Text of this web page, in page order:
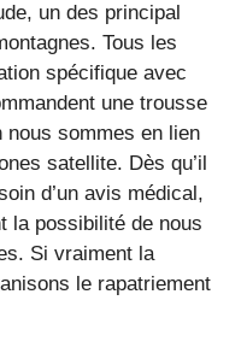
un des principal
Tous les
spécifique avec
une trousse
nous sommes en lien
satellite. Dès qu’il
d’un avis médical,
la possibilité de nous
Si vraiment la
le rapatriement